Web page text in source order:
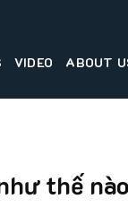
VIDEO ABOUT
thế nào